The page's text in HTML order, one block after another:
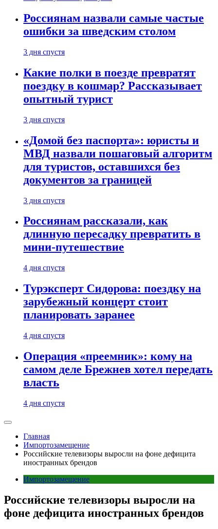
Россиянам назвали самые частые
ошибки за шведским столом
3 дня спустя
Какие полки в поезде превратят
поездку в кошмар? Рассказывает
опытный турист
3 дня спустя
«Домой без паспорта»: юристы и
МВД назвали пошаговый алгоритм
для туристов, оставшихся без
документов за границей
3 дня спустя
Россиянам рассказали, как
длинную пересадку превратить в
мини-путешествие
4 дня спустя
Турэксперт Сидорова: поездку на
зарубежный концерт стоит
планировать заранее
4 дня спустя
Операция «преемник»: кому на
самом деле Брежнев хотел передать
власть
4 дня спустя
Главная
Импортозамещение
Российские телевизоры выросли на фоне дефицита
иностранных брендов
Импортозамещение
Российские телевизоры выросли на
фоне дефицита иностранных брендов